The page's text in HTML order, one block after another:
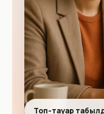
Топ-тауар